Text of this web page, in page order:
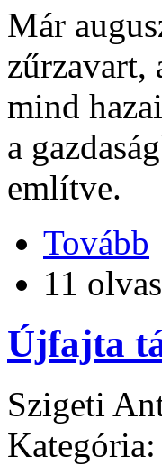
Már
zűrzavart,
mind
a
említve.
Tovább
11
Újfajta
Szigeti
Kategória: